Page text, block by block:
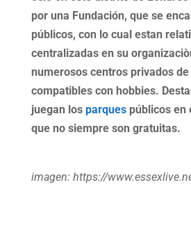
por una Fundación, que se
públicos, con lo cual estan
centralizadas en su
numerosos centros privados
compatibles con hobbies.
juegan los parquespúblicos en
que no siempre son gratuitas.
imagen: https://